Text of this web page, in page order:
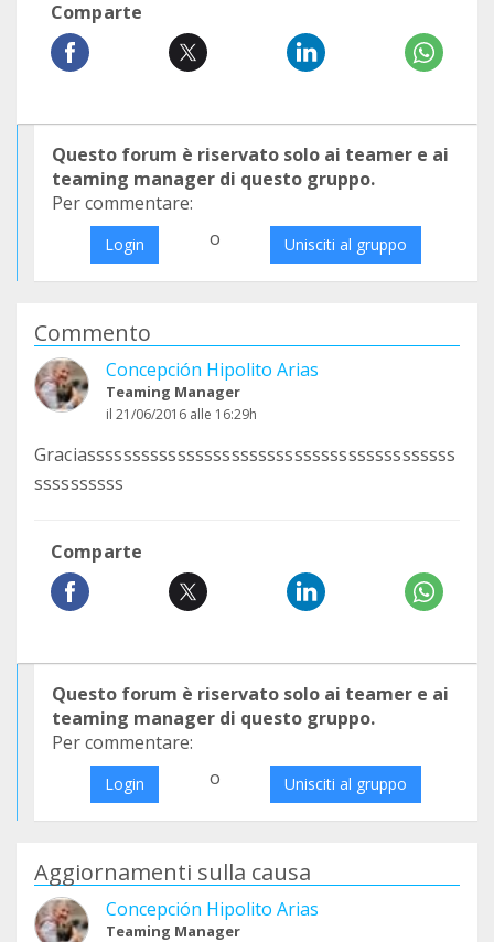
Comparte
Questo forum è riservato solo ai teamer e ai
teaming manager di questo gruppo.
Per commentare:
Login o Unisciti al gruppo
Commento
Concepción Hipolito Arias
Teaming Manager
il 21/06/2016 alle 16:29h
Graciasssssssssssssssssssssssssssssssssssssssss
ssssssssss
Comparte
Questo forum è riservato solo ai teamer e ai
teaming manager di questo gruppo.
Per commentare:
Login o Unisciti al gruppo
Aggiornamenti sulla causa
Concepción Hipolito Arias
Teaming Manager